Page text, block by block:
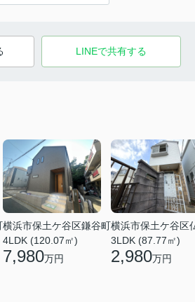
LINEで共有する
横浜市保土ケ谷区鎌谷町
4LDK (120.07㎡)
7,980万円
横浜市保土ケ谷区
3LDK (87.77㎡)
2,980万円